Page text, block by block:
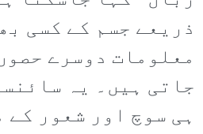
ذریعے جسم کے کسی
معلومات دوسرے
جاتی ہیں۔ یہ
ہی سوچ اور شعور